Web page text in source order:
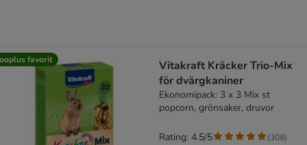
favorit
Vitakraft Kräcker Trio-Mix
för dvärgkaniner
Ekonomipack: 3 x 3 Mix st
popcorn, grönsaker, druvor
Rating: 4.5/5 (308)